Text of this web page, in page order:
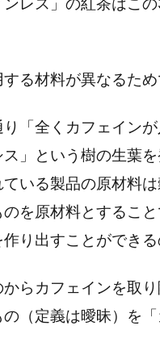
る材料が異なるため
「全くカフェインが
」という樹の生葉
いる製品の原材料は
を原材料とするこ
り出すことができる
らカフェインを取
（定義は曖昧）を